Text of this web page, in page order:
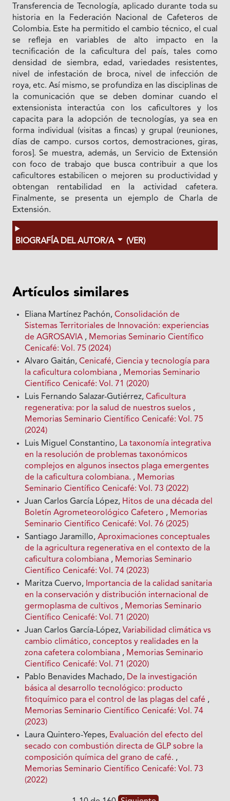
Transferencia de Tecnología, aplicado durante toda su
historia en la Federación Nacional de Cafeteros de
Colombia. Este ha permitido el cambio técnico, el cual
se refleja en variables de alto impacto en la
tecnificación de la caficultura del país, tales como
densidad de siembra, edad, variedades resistentes,
nivel de infestación de broca, nivel de infección de
roya, etc. Así mismo, se profundiza en las disciplinas de
la comunicación que se deben dominar cuando el
extensionista interactúa con los caficultores y los
capacita para la adopción de tecnologías, ya sea en
forma individual (visitas a fincas) y grupal (reuniones,
días de campo. cursos cortos, demostraciones, giras,
foros]. Se muestra, además, un Servicio de Extensión
con foco de trabajo que busca contribuir a que los
caficultores estabilicen o mejoren su productividad y
obtengan rentabilidad en la actividad cafetera.
Finalmente, se presenta un ejemplo de Charla de
Extensión.
BIOGRAFÍA DEL AUTOR/A (VER)
Artículos similares
Eliana Martínez Pachón,Consolidación de
Sistemas Territoriales de Innovación: experiencias
de AGROSAVIA , Memorias Seminario Científico
Cenicafé: Vol. 75 (2024)
Alvaro Gaitán,Cenicafé, Ciencia y tecnología para
la caficultura colombiana , Memorias Seminario
Científico Cenicafé: Vol. 71 (2020)
Luis Fernando Salazar-Gutiérrez,Caficultura
regenerativa: por la salud de nuestros suelos ,
Memorias Seminario Científico Cenicafé: Vol. 75
(2024)
Luis Miguel Constantino, La taxonomía integrativa
en la resolución de problemas taxonómicos
complejos en algunos insectos plaga emergentes
de la caficultura colombiana. , Memorias
Seminario Científico Cenicafé: Vol. 73 (2022)
Juan Carlos García López, Hitos de una década del
Boletín Agrometeorológico Cafetero , Memorias
Seminario Científico Cenicafé: Vol. 76 (2025)
Santiago Jaramillo,Aproximaciones conceptuales
de la agricultura regenerativa en el contexto de la
caficultura colombiana , Memorias Seminario
Científico Cenicafé: Vol. 74 (2023)
Maritza Cuervo, Importancia de la calidad sanitaria
en la conservación y distribución internacional de
germoplasma de cultivos , Memorias Seminario
Científico Cenicafé: Vol. 71 (2020)
Juan Carlos García-López,Variabilidad climática vs
cambio climático, conceptos y realidades en la
zona cafetera colombiana , Memorias Seminario
Científico Cenicafé: Vol. 71 (2020)
Pablo Benavides Machado, De la investigación
básica al desarrollo tecnológico: producto
fitoquímico para el control de las plagas del café ,
Memorias Seminario Científico Cenicafé: Vol. 74
(2023)
Laura Quintero-Yepes, Evaluación del efecto del
secado con combustión directa de GLP sobre la
composición química del grano de café. ,
Memorias Seminario Científico Cenicafé: Vol. 73
(2022)